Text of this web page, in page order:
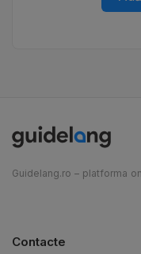
Guidelang.ro – platforma
Contacte